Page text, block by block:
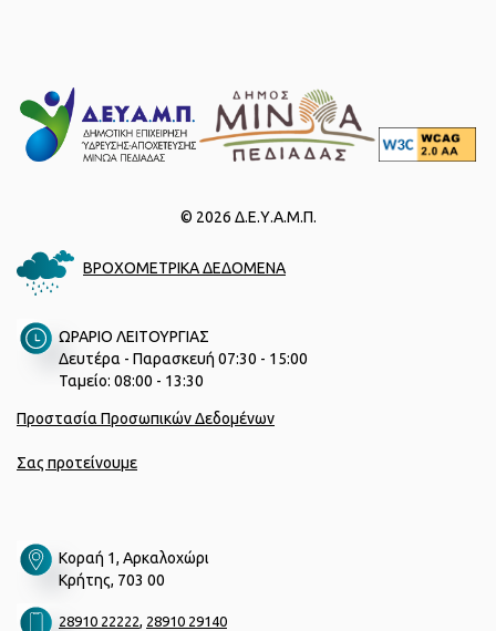
© 2026 Δ.Ε.Υ.Α.Μ.Π.
ΒΡΟΧΟΜΕΤΡΙΚΑ ΔΕΔΟΜΕΝΑ
ΩΡΑΡΙΟ ΛΕΙΤΟΥΡΓΙΑΣ
Δευτέρα - Παρασκευή 07:30 - 15:00
Ταμείο: 08:00 - 13:30
Προστασία Προσωπικών Δεδομένων
Σας προτείνουμε
Κοραή 1, Αρκαλοχώρι
Κρήτης, 703 00
28910 22222, 28910 29140